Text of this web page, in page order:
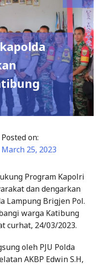
Posted on:
March 25, 2023
Program Kapolri
dan dengarkan
Lampung Brigjen Pol.
warga Katibung
curhat, 24/03/2023.
oleh PJU Polda
AKBP Edwin S.H,